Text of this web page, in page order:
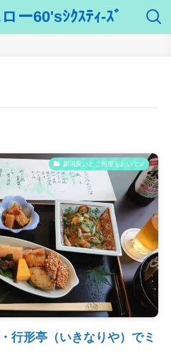
ー60'sｼｸｽﾃｨ-ｽﾞ
新潟良いとこ何度もおいで♫
行形亭（いきなりや）でミ